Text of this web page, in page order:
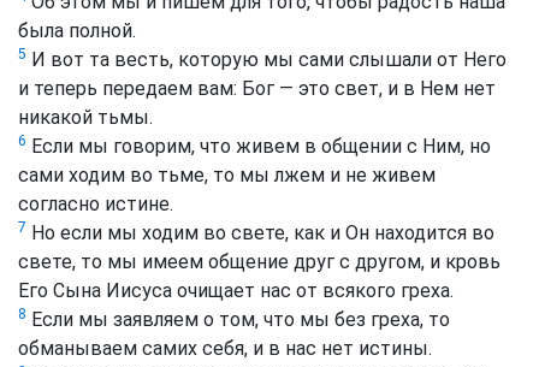
была полной.
5 И вот та весть, которую мы сами слышали от Него
и теперь передаем вам: Бог — это свет, и в Нем нет
никакой тьмы.
6 Если мы говорим, что живем в общении с Ним, но
сами ходим во тьме, то мы лжем и не живем
согласно истине.
7 Но если мы ходим во свете, как и Он находится во
свете, то мы имеем общение друг с другом, и кровь
Его Сына Иисуса очищает нас от всякого греха.
8 Если мы заявляем о том, что мы без греха, то
обманываем самих себя, и в нас нет истины.